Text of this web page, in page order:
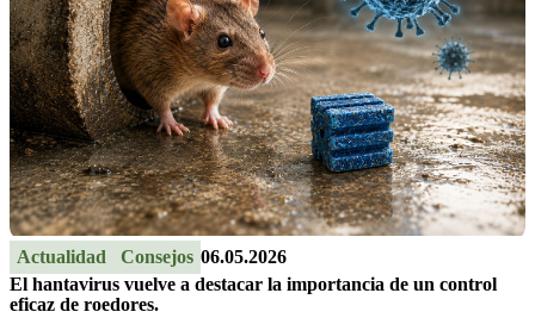
Actualidad Consejos 06.05.2026
El hantavirus vuelve a destacar la importancia de un control
eficaz de roedores.